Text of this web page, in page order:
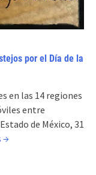
por el Día de la
en las 14 regiones
entre
de México, 31
→